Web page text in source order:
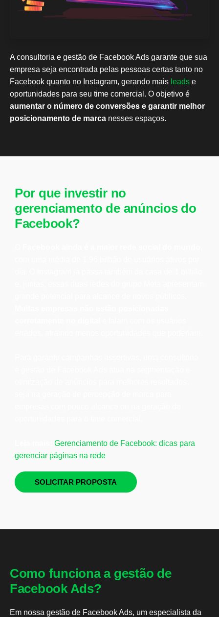
A consultoria e gestão de Facebook Ads garante que sua
empresa seja encontrada pelas pessoas certas tanto no
Facebook quanto no Instagram, gerando mais leads e
oportunidades para seu time comercial. O objetivo é
aumentar o número de conversões e garantir melhor
posicionamento de marca nesses espaços.
Por que investir no
gerenciamento de anúncios do
Facebook?
Gerenciamento de Facebook: dicas para
gerenciar páginas na rede
SOLICITAR PROPOSTA
Como funciona a gestão de
Facebook Ads?
Em nossa gestão de Facebook Ads, um especialista da